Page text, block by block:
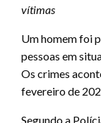
vítimas
Um homem foi
pessoas em
Os crimes
fevereiro de
Segundo a